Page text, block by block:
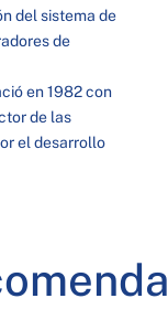
del sistema de
de
en 1982 con
de las
el desarrollo